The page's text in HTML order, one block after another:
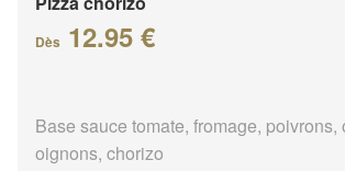
Dès 12.95 €
Base sauce tomate, fromage, poivrons,
oignons, chorizo